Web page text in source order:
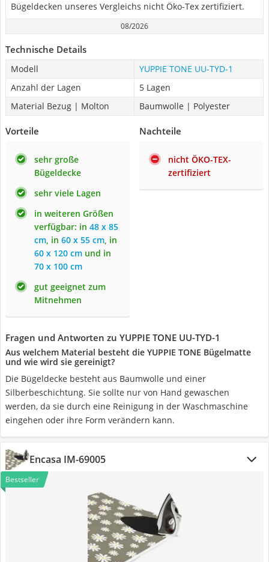
Bügeldecken unseres Vergleichs nicht Öko-Tex zertifiziert.
08/2026
Technische Details
Modell
YUPPIE TONE UU-TYD-1
Anzahl der Lagen
5 Lagen
Material Bezug | Molton
Baumwolle | Polyester
Vorteile
sehr große
Bügeldecke
sehr viele Lagen
in weiteren Größen
verfügbar: in 48 x 85
cm, in 60 x 55 cm, in
60 x 120 cm und in
70 x 100 cm
gut geeignet zum
Mitnehmen
Nachteile
nicht ÖKO-TEX-
zertifiziert
Fragen und Antworten zu YUPPIE TONE UU-TYD-1
Aus welchem Material besteht die YUPPIE TONE Bügelmatte
und wie wird sie gereinigt?
Die Bügeldecke besteht aus Baumwolle und einer
Silberbeschichtung. Sie sollte nur von Hand gewaschen
werden, da sie durch eine Reinigung in der Waschmaschine
eingehen oder ihre Form verändern kann.
Encasa IM-69005
Bestseller